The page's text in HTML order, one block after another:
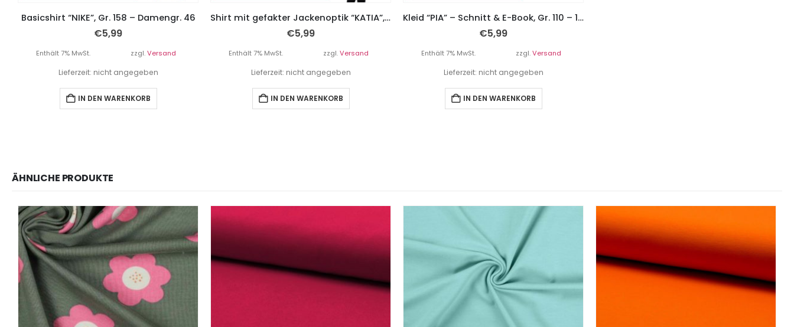
Basicshirt “NIKE”, Gr. 158 – Damengr. 46
€5,99
Enthält 7% MwSt. zzgl.Versand
Lieferzeit: nicht angegeben
IN DEN WARENKORB
Shirt mit gefakter Jackenoptik “KATIA”, Gr. 110 – 152
€5,99
Enthält 7% MwSt. zzgl.Versand
Lieferzeit: nicht angegeben
IN DEN WARENKORB
Kleid “PIA” – Schnitt & E-Book, Gr. 110 – 152
€5,99
Enthält 7% MwSt. zzgl.Versand
Lieferzeit: nicht angegeben
IN DEN WARENKORB
ÄHNLICHE PRODUKTE